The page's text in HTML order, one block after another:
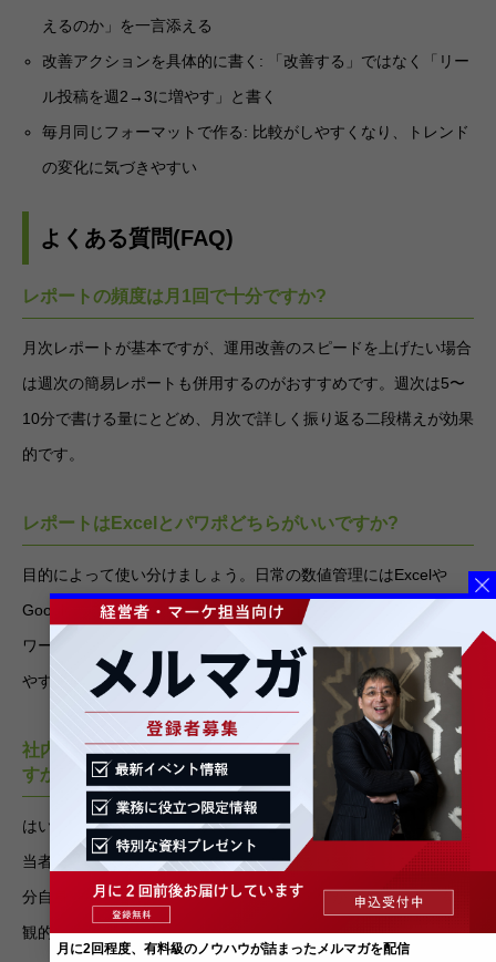
えるのか」を一言添える
改善アクションを具体的に書く: 「改善する」ではなく「リー
ル投稿を週2→3に増やす」と書く
毎月同じフォーマットで作る: 比較がしやすくなり、トレンド
の変化に気づきやすい
よくある質問(FAQ)
レポートの頻度は月1回で十分ですか?
月次レポートが基本ですが、運用改善のスピードを上げたい場合
は週次の簡易レポートも併用するのがおすすめです。週次は5〜
10分で書ける量にとどめ、月次で詳しく振り返る二段構えが効果
的です。
レポートはExcelとパワポどちらがいいですか?
目的によって使い分けましょう。日常の数値管理にはExcelや
Googleスプレッドシート、上司やクライアントへの報告にはパ
ワーポイントが向いています。パワポのほうがビジュアルに訴え
やすく、プレゼンの場でも使いやすいためです。
社内にSNS担当が1人しかいません。レポートは必要で
すか?
はい、必要です。むしろ1人だからこそレポートが重要です。担
当者が異動・退職した場合のノウハウ引き継ぎになりますし、自
分自身の振り返りとしても「先月と今月で何が変わったか」を客
観的に確認する機会になります。
月に2回程度、有料級のノウハウが詰まったメルマガを配信